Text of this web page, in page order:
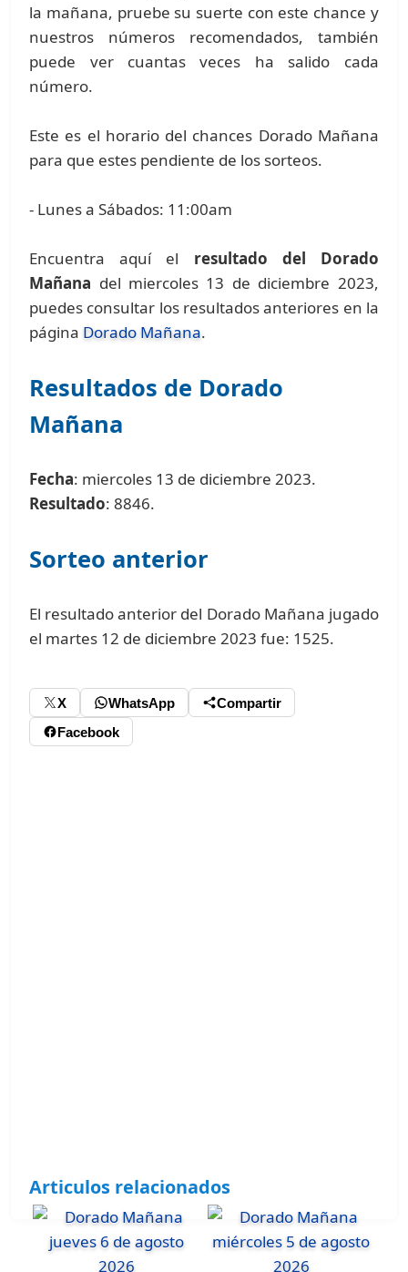
la mañana, pruebe su suerte con este chance y
nuestros números recomendados, también
puede ver cuantas veces ha salido cada
número.
Este es el horario del chances Dorado Mañana
para que estes pendiente de los sorteos.
- Lunes a Sábados: 11:00am
Encuentra aquí el resultado del Dorado
Mañana del miercoles 13 de diciembre 2023,
puedes consultar los resultados anteriores en la
página Dorado Mañana.
Resultados de Dorado
Mañana
Fecha: miercoles 13 de diciembre 2023.
Resultado: 8846.
Sorteo anterior
El resultado anterior del Dorado Mañana jugado
el martes 12 de diciembre 2023 fue: 1525.
X WhatsApp
Compartir
Facebook
Articulos relacionados